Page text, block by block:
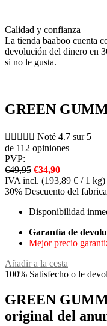
Calidad y confianza
La tienda baaboo cuenta
devolución del dinero en
si no le gusta.
GREEN
     Noté 4.7 sur 5
de 112 opiniones
PVP:
€49,95 €34,90
IVA incl. (193,89 € / 1 kg)
30% Descuento del
Disponibilidad
Garantía de
Mejor precio
Añadir a la cesta
100% Satisfecho o le
GREEN
original del